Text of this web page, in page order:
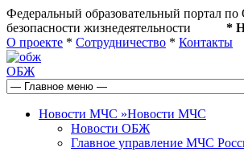
Федеральный образовательный портал
безопасности жизнедеятельности *
О проекте * Сотрудничество * Контакты
ОБЖ
Новости МЧС »Новости МЧС
Новости ОБЖ
Главное управление МЧС